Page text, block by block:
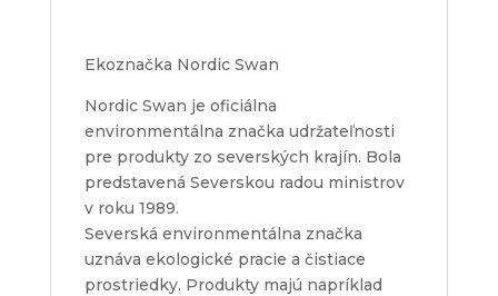
Ekoznačka Nordic Swan
Nordic Swan je oficiálna
environmentálna značka udržateľnosti
pre produkty zo severských krajín. Bola
predstavená Severskou radou ministrov
v roku 1989.
Severská environmentálna značka
uznáva ekologické pracie a čistiace
prostriedky. Produkty majú napríklad